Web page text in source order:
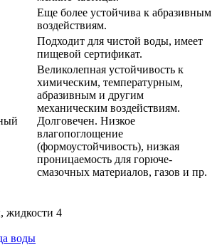
Еще более устойчива к абразивным
воздействиям.
Подходит для чистой воды, имеет
пищевой сертификат.
Великолепная устойчивость к
химическим, температурным,
абразивным и другим
механическим воздействиям.
Долговечен. Низкое
влагопоглощение
(формоустойчивость), низкая
проницаемость для горюче-
смазочных материалов, газов и пр.
жидкости 4
воды